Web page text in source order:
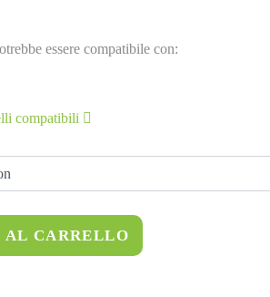
essere compatibile con:
compatibili
CARRELLO